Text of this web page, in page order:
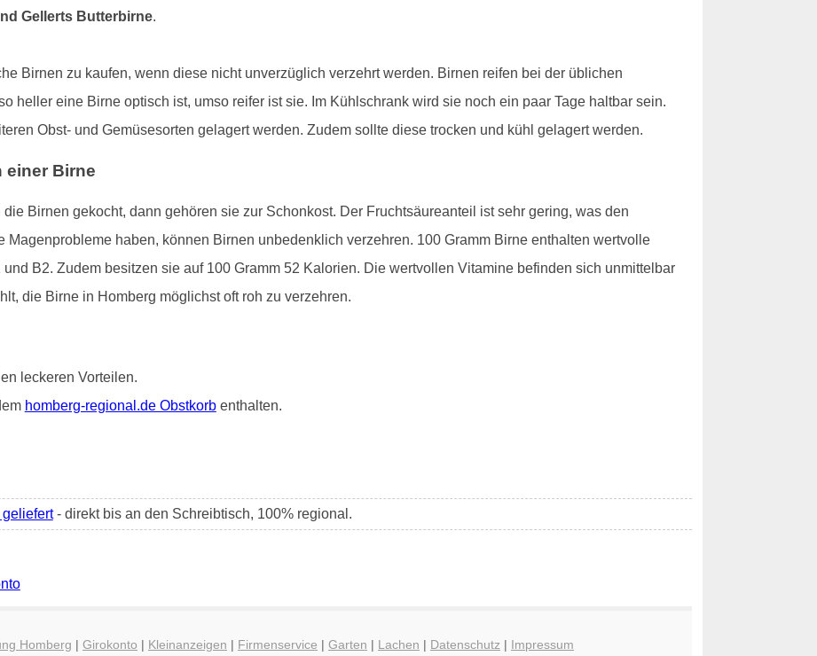
Gellerts Butterbirne.
Birnen zu kaufen, wenn diese nicht unverzüglich verzehrt werden. Birnen reifen bei der üblichen
heller eine Birne optisch ist, umso reifer ist sie. Im Kühlschrank wird sie noch ein paar Tage haltbar sein.
Obst- und Gemüsesorten gelagert werden. Zudem sollte diese trocken und kühl gelagert werden.
einer Birne
Birnen gekocht, dann gehören sie zur Schonkost. Der Fruchtsäureanteil ist sehr gering, was den
Magenprobleme haben, können Birnen unbedenklich verzehren. 100 Gramm Birne enthalten wertvolle
B2. Zudem besitzen sie auf 100 Gramm 52 Kalorien. Die wertvollen Vitamine befinden sich unmittelbar
die Birne in Homberg möglichst oft roh zu verzehren.
leckeren Vorteilen.
homberg-regional.de Obstkorbenthalten.
- direkt bis an den Schreibtisch, 100% regional.
Homberg | Girokonto | Kleinanzeigen | Firmenservice | Garten | Lachen | Datenschutz| Impressum